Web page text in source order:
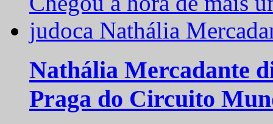
Nathália Mercadante
Praga do Circuito